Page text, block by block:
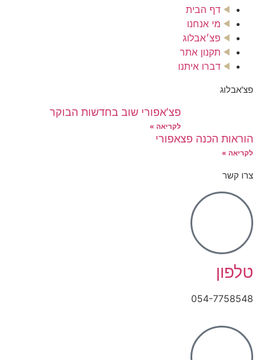
דף הבית
מי אנחנו
פצ׳אבלוג
תקנון אתר
דברו איתנו
פצ'אבלוג
פצ’אפורי שוב בחדשות הבוקר
לקריאה »
הוראות הכנה פצאפורי
לקריאה »
צרו קשר
טלפון
054-7758548